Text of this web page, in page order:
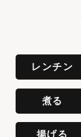
レンチン
煮る
揚げる